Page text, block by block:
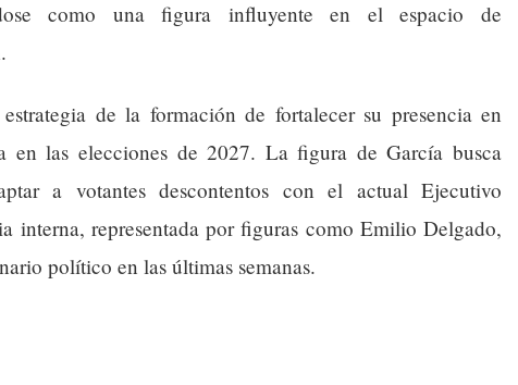
como una figura influyente en el espacio de
de la formación de fortalecer su presencia en
en las elecciones de 2027. La figura de García busca
a votantes descontentos con el actual Ejecutivo
interna, representada por figuras como Emilio Delgado,
político en las últimas semanas.